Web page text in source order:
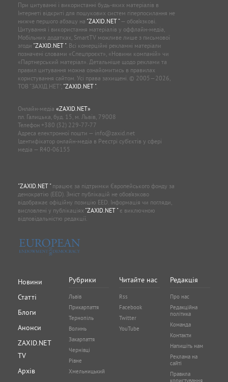
При цитуванні і використанні будь-яких матеріалів в
Інтернеті відкриті для пошукових систем гіперпосилання не
нижче першого абзацу на "ZAXID.NET "— обов’язкові.
Цитування і використання матеріалів у оффлайн-медіа,
Мобільних додатках, SmartTV можливе лише з письмової
згоди "ZAXID.NET ". Всі комерційні рекламні матеріали
позначені словами «Спецпроєкт», «Новини компаній» чи
«Партнерський матеріал». Детальніше щодо реклами та
правил цитування можна ознайомитись в правилах
користування сайтом. Усі права захищені. © 2005—2026,
ТОВ “ЗАХІД.НЕТ”, "ZAXID.NET ".
Онлайн-медіа «ZAXID.NET»
пл. Галицька, буд. 15, м. Львів, 79008
Телефон +380 (32) 229-77-77
Адреса електронної пошти — info@zaxid.net
Ідентифікатор онлайн-медіа в Реєстрі суб'єктів у сфері
медіа — R40-06155
"ZAXID.NET "працює за підтримки Європейського фонду за
демократію (EED). Зміст публікацій не обов’язково
відображає офіційну позицію EED. Інформація чи погляди,
висловлені у публікаціях "ZAXID.NET "є виключною
відповідальністю редакції.
Новини
Статті
Блоги
Анонси
ZAXID.NET
TV
Архів
Рубрики
Львів
Прикарпаття
Тернопіль
Волинь
Закарпаття
Чернівці
Рівне
Хмельницький
Читайте нас
Rss
Facebook
Twitter
YouTube
Редакція
Про нас
Редакційна
політика
Команда
Контакти
Напишіть нам
Реклама на
сайті
Правила
користування